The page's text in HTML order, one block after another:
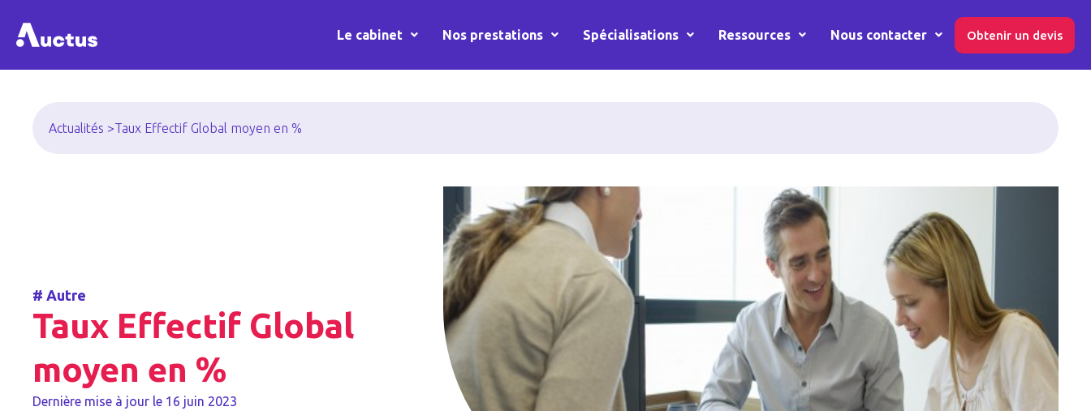
Le cabinet Nos prestations Spécialisations Ressources Nous contacter Obtenir un devis
Actualités >Taux Effectif Global moyen en %
# Autre
Taux Effectif Global
moyen en %
Dernière mise à jour le 16 juin 2023